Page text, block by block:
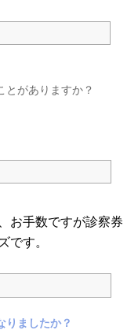
とがありますか？
お手数ですが診察券
です。
りましたか？